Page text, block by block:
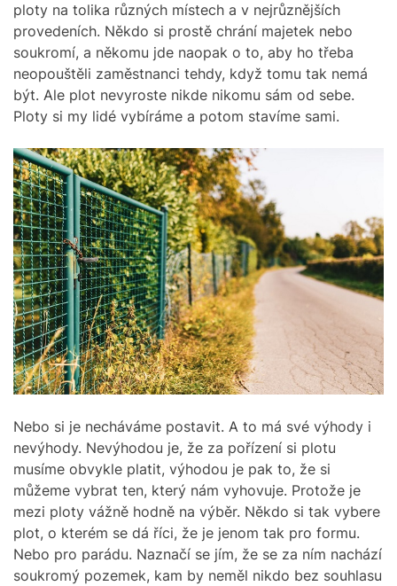
ploty na tolika různých místech a v nejrůznějších
provedeních. Někdo si prostě chrání majetek nebo
soukromí, a někomu jde naopak o to, aby ho třeba
neopouštěli zaměstnanci tehdy, když tomu tak nemá
být. Ale plot nevyroste nikde nikomu sám od sebe.
Ploty si my lidé vybíráme a potom stavíme sami.
Nebo si je necháváme postavit. A to má své výhody i
nevýhody. Nevýhodou je, že za pořízení si plotu
musíme obvykle platit, výhodou je pak to, že si
můžeme vybrat ten, který nám vyhovuje. Protože je
mezi ploty vážně hodně na výběr. Někdo si tak vybere
plot, o kterém se dá říci, že je jenom tak pro formu.
Nebo pro parádu. Naznačí se jím, že se za ním nachází
soukromý pozemek, kam by neměl nikdo bez souhlasu